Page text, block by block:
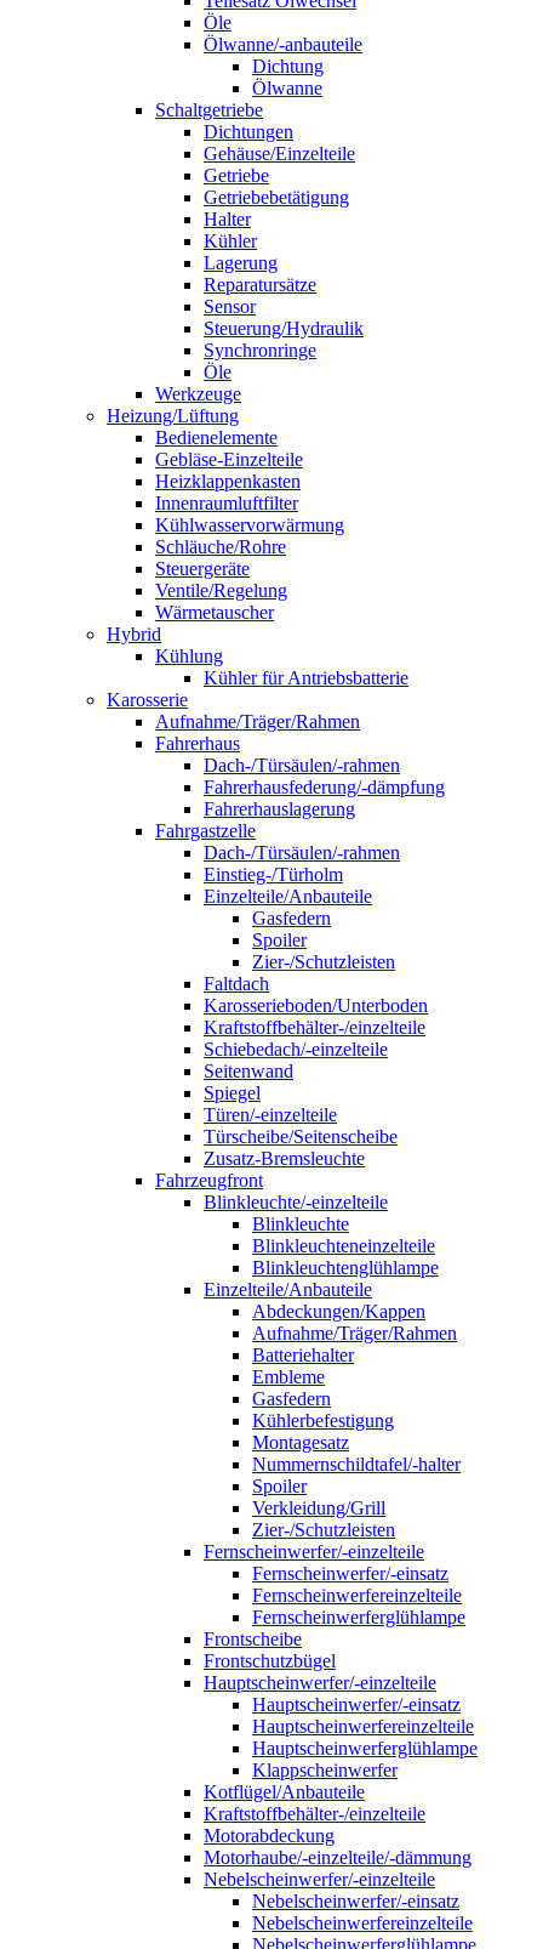
Öle
Ölwanne/-anbauteile
Dichtung
Ölwanne
Schaltgetriebe
Dichtungen
Gehäuse/Einzelteile
Getriebe
Getriebebetätigung
Halter
Kühler
Lagerung
Reparatursätze
Sensor
Steuerung/Hydraulik
Synchronringe
Öle
Werkzeuge
Heizung/Lüftung
Bedienelemente
Gebläse-Einzelteile
Heizklappenkasten
Innenraumluftfilter
Kühlwasservorwärmung
Schläuche/Rohre
Steuergeräte
Ventile/Regelung
Wärmetauscher
Hybrid
Kühlung
Kühler für Antriebsbatterie
Karosserie
Aufnahme/Träger/Rahmen
Fahrerhaus
Dach-/Türsäulen/-rahmen
Fahrerhausfederung/-dämpfung
Fahrerhauslagerung
Fahrgastzelle
Dach-/Türsäulen/-rahmen
Einstieg-/Türholm
Einzelteile/Anbauteile
Gasfedern
Spoiler
Zier-/Schutzleisten
Faltdach
Karosserieboden/Unterboden
Kraftstoffbehälter-/einzelteile
Schiebedach/-einzelteile
Seitenwand
Spiegel
Türen/-einzelteile
Türscheibe/Seitenscheibe
Zusatz-Bremsleuchte
Fahrzeugfront
Blinkleuchte/-einzelteile
Blinkleuchte
Blinkleuchteneinzelteile
Blinkleuchtenglühlampe
Einzelteile/Anbauteile
Abdeckungen/Kappen
Aufnahme/Träger/Rahmen
Batteriehalter
Embleme
Gasfedern
Kühlerbefestigung
Montagesatz
Nummernschildtafel/-halter
Spoiler
Verkleidung/Grill
Zier-/Schutzleisten
Fernscheinwerfer/-einzelteile
Fernscheinwerfer/-einsatz
Fernscheinwerfereinzelteile
Fernscheinwerferglühlampe
Frontscheibe
Frontschutzbügel
Hauptscheinwerfer/-einzelteile
Hauptscheinwerfer/-einsatz
Hauptscheinwerfereinzelteile
Hauptscheinwerferglühlampe
Klappscheinwerfer
Kotflügel/Anbauteile
Kraftstoffbehälter-/einzelteile
Motorabdeckung
Motorhaube/-einzelteile/-dämmung
Nebelscheinwerfer/-einzelteile
Nebelscheinwerfer/-einsatz
Nebelscheinwerfereinzelteile
Nebelscheinwerferglühlampe